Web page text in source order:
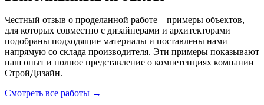
Честный отзыв о проделанной работе – примеры объектов,
для которых совместно с дизайнерами и архитекторами
подобраны подходящие материалы и поставлены нами
напрямую со склада производителя. Эти примеры показывают
наш опыт и полное представление о компетенциях компании
СтройДизайн.
Смотреть все работы →